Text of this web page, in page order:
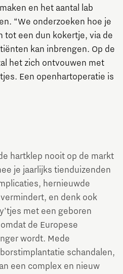
en het aantal lab
“We onderzoeken hoe je
tot een dun kokertje, via de
kan inbrengen. Op de
het zich ontvouwen met
Een openhartoperatie is
hartklep nooit op de markt
je jaarlijks tienduizenden
hernieuwde
en denk ook
met een geboren
de Europese
wordt. Mede
schandalen,
een complex en nieuw